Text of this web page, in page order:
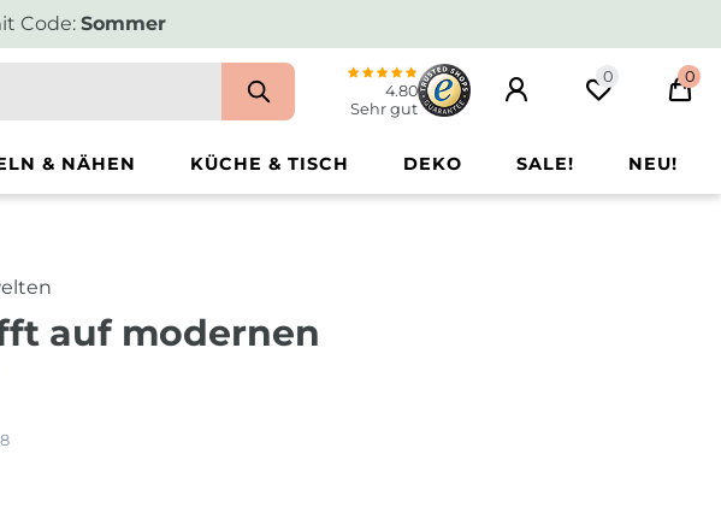
Code: Sommer
4.80
Sehr gut
0 0
& NÄHEN KÜCHE & TISCH DEKO SALE! NEU!
auf modernen